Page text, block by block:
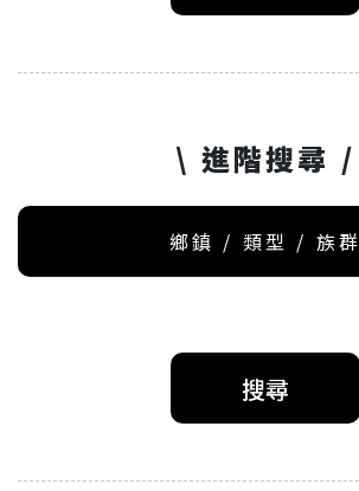
\ 進階搜尋 /
鄉鎮 / 類型 / 族群
搜尋